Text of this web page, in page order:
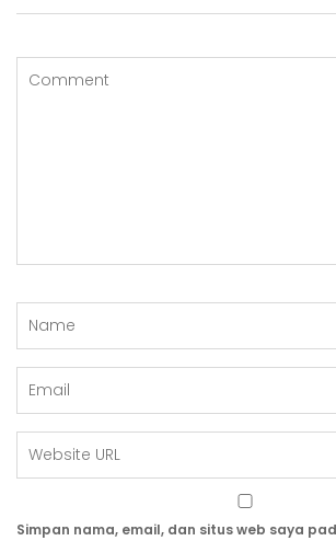
Simpan nama, email, dan situs web saya